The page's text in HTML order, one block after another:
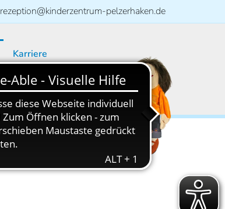
rezeption@kinderzentrum-pelzerhaken.de
Karriere